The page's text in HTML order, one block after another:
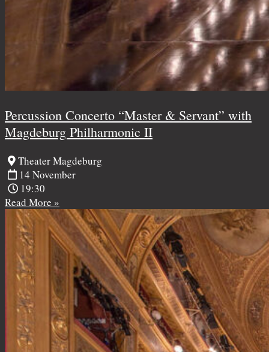
Percussion Concerto “Master & Servant” with
Magdeburg Philharmonic II
Theater Magdeburg
14 November
19:30
Read More »